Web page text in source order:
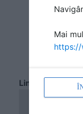
Linkuri
Mai